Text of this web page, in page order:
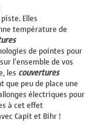
Elles
température de
de pointes pour
l'ensemble de vos
les couvertures
peu de place une
électriques pour
à cet effet
Capit et Bihr !